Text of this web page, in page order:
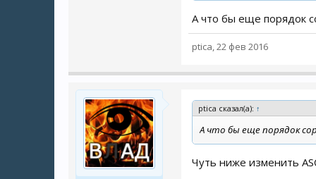
чуть выше в массив
и в
найдем
$sort =
заменим на
А что бы еще порядок
ptica,22 фев 2016
ptica сказал(а): ↑
А что бы еще порядок
Чуть ниже изменить